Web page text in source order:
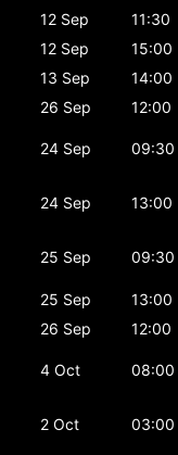
12 Sep
11:30
12 Sep
15:00
13 Sep
14:00
26 Sep
12:00
24 Sep 09:30
24 Sep 13:00
25 Sep 09:30
25 Sep
13:00
26 Sep
12:00
4 Oct 08:00
2 Oct 03:00